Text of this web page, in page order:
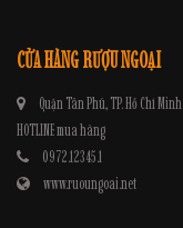
CỬA HÀNG RƯỢU NGOẠI
Quận Tân Phú, TP. Hồ Chí Minh
HOTLINE mua hàng
0972.12345.1
www.ruoungoai.net